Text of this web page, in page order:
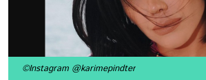
©Instagram @karimepindter